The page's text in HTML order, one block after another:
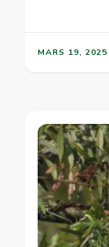
MARS 19, 2025